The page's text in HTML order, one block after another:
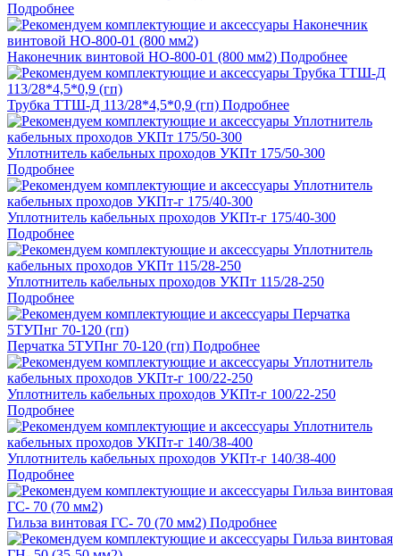
Подробнее
Наконечник винтовой НО-800-01 (800 мм2) Подробнее
Трубка ТТШ-Д 113/28*4,5*0,9 (гп) Подробнее
Уплотнитель кабельных проходов УКПт 175/50-300
Подробнее
Уплотнитель кабельных проходов УКПт-г 175/40-300
Подробнее
Уплотнитель кабельных проходов УКПт 115/28-250
Подробнее
Перчатка 5ТУПнг 70-120 (гп) Подробнее
Уплотнитель кабельных проходов УКПт-г 100/22-250
Подробнее
Уплотнитель кабельных проходов УКПт-г 140/38-400
Подробнее
Гильза винтовая ГС- 70 (70 мм2) Подробнее